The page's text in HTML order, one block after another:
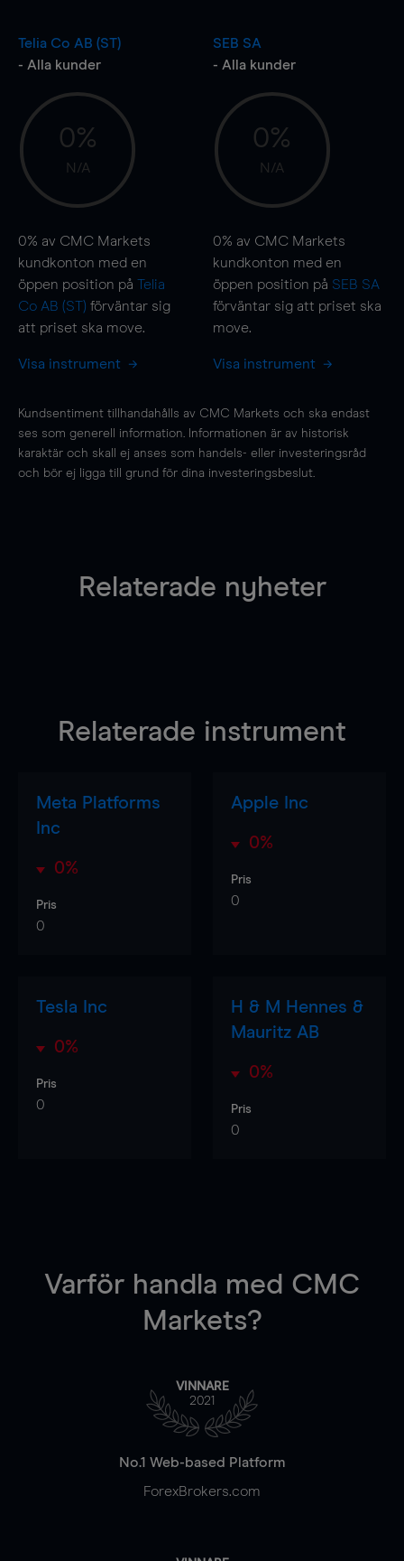
Telia Co AB (ST)
- Alla kunder
0%
N/A
0% av CMC Markets
kundkonton med en
öppen position på Telia
Co AB (ST) förväntar sig
att priset ska move.
Visa instrument
SEB SA
- Alla kunder
0%
N/A
0% av CMC Markets
kundkonton med en
öppen position på SEB SA
förväntar sig att priset ska
move.
Visa instrument
Kundsentiment tillhandahålls av CMC Markets och ska endast
ses som generell information. Informationen är av historisk
karaktär och skall ej anses som handels- eller investeringsråd
och bör ej ligga till grund för dina investeringsbeslut.
Relaterade nyheter
Relaterade instrument
Meta Platforms
Inc
0%
Pris
0
Apple Inc
0%
Pris
0
Tesla Inc
0%
Pris
0
H & M Hennes &
Mauritz AB
0%
Pris
0
Varför handla med CMC
Markets?
VINNARE
2021
No.1 Web-based Platform
ForexBrokers.com